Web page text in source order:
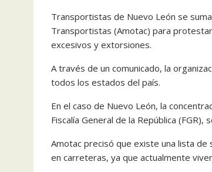
Transportistas de Nuevo León se
Transportistas (Amotac) para
excesivos y extorsiones.
A través de un comunicado, la
todos los estados del país.
En el caso de Nuevo León, la
Fiscalía General de la República
Amotac precisó que existe una lista
en carreteras, ya que actualmente